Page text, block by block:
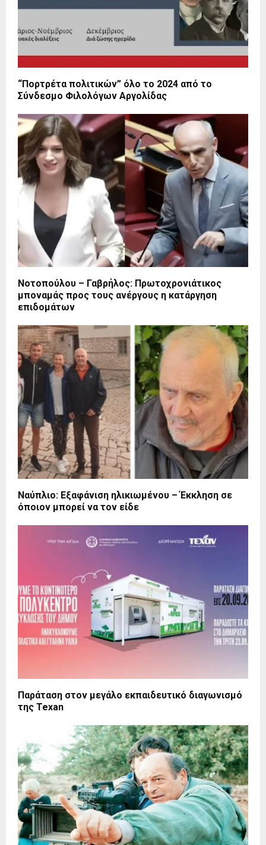
“Πορτρέτα πολιτικών” όλο το 2024 από το
Σύνδεσμο Φιλολόγων Αργολίδας
Νοτοπούλου – Γαβρήλος: Πρωτοχρονιάτικος
μποναμάς προς τους ανέργους η κατάργηση
επιδομάτων
Ναύπλιο: Εξαφάνιση ηλικιωμένου – Έκκληση σε
όποιον μπορεί να τον είδε
Παράταση στον μεγάλο εκπαιδευτικό διαγωνισμό
της Texan